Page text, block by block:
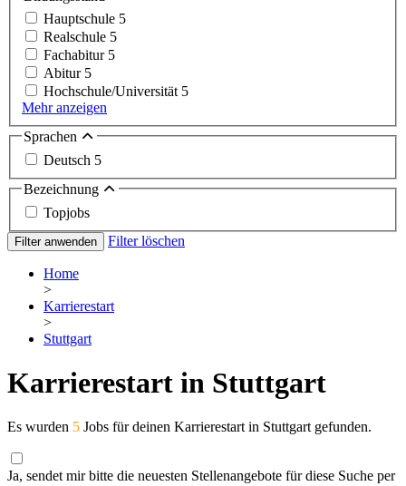
Hauptschule 5
Realschule 5
Fachabitur 5
Abitur 5
Hochschule/Universität 5
Mehr anzeigen
Sprachen
Deutsch 5
Bezeichnung
Topjobs
Filter anwenden Filter löschen
Home
>
Karrierestart
>
Stuttgart
Karrierestart in Stuttgart
Es wurden 5 Jobs für deinen Karrierestart in Stuttgart gefunden.
Ja, sendet mir bitte die neuesten Stellenangebote für diese Suche per